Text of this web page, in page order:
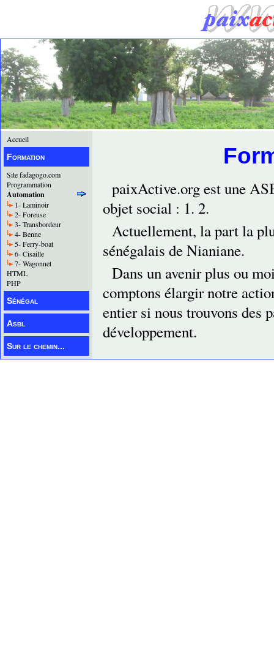
Accueil
Formation
Site fadagogo.com
Programmation
Automation
1- Laminoir
2- Foreuse
3- Transbordeur
4- Benne
5- Ferry-boat
6- Cisaille
7- Wagonnet
HTML
PHP
Sénégal
Asbl
Sur le chemin...
paixActive.org est une
objet social : 1. 2.
Actuellement, la part la
sénégalais de Nianiane.
Dans un avenir plus ou
comptons élargir notre
entier si nous trouvons des
développement.